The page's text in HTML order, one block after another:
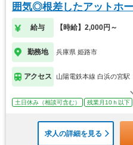
囲気◎根差したアットホ
給与 【時給】2,000円～
勤務地 兵庫県 姫路市
アクセス 山陽電鉄本線 白浜の宮駅
土日休み（相談可含む） 残業月10ｈ以下
求人の詳細を見る